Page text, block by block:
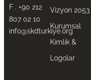
F . +90 212
807 02 10
info@skdturkiye.org
Vizyon 2053
Kurumsal
Kimlik &
Logolar